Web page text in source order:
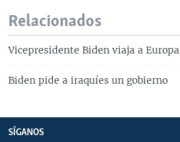
Relacionados
Vicepresidente Biden viaja a Europa
Biden pide a iraquíes un gobierno
SÍGANOS